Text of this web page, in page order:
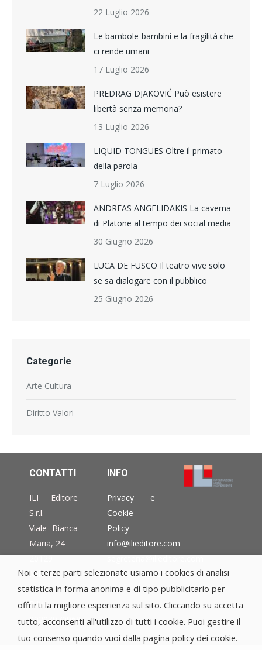
22 Luglio 2026
Le bambole-bambini e la fragilità che
ci rende umani
17 Luglio 2026
PREDRAG DJAKOVIĆ Può esistere
libertà senza memoria?
13 Luglio 2026
LIQUID TONGUES Oltre il primato
della parola
7 Luglio 2026
ANDREAS ANGELIDAKIS La caverna
di Platone al tempo dei social media
30 Giugno 2026
LUCA DE FUSCO Il teatro vive solo
se sa dialogare con il pubblico
25 Giugno 2026
Categorie
Arte Cultura
Diritto Valori
CONTATTI
ILI Editore
S.r.l.
Viale Bianca
Maria, 24
20129
Milano –
Italia
P.IVA
09203970968
INFO
Privacy e
Cookie
Policy
info@ilieditore.com
segreteria@ilieditore.com
eventi@ilieditore.com
Noi e terze parti selezionate usiamo i cookies di analisi
statistica in forma anonima e di tipo pubblicitario per
offrirti la migliore esperienza sul sito. Cliccando su accetta
tutto, acconsenti all'utilizzo di tutti i cookie. Puoi gestire il
tuo consenso quando vuoi dalla pagina policy dei cookie.